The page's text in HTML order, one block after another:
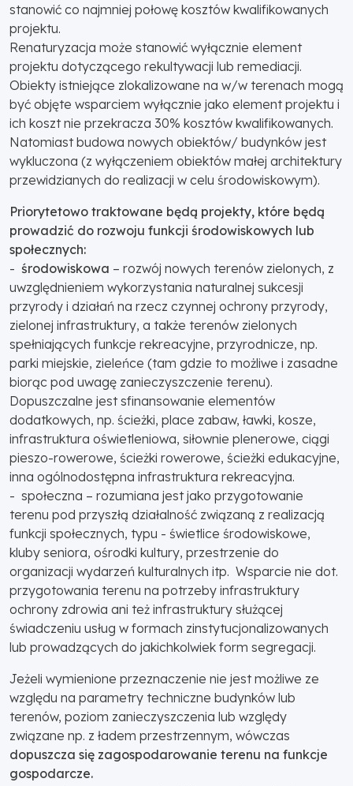
stanowić co najmniej połowę kosztów kwalifikowanych
projektu.
Renaturyzacja może stanowić wyłącznie element
projektu dotyczącego rekultywacji lub remediacji.
Obiekty istniejące zlokalizowane na w/w terenach mogą
być objęte wsparciem wyłącznie jako element projektu i
ich koszt nie przekracza 30% kosztów kwalifikowanych.
Natomiast budowa nowych obiektów/ budynków jest
wykluczona (z wyłączeniem obiektów małej architektury
przewidzianych do realizacji w celu środowiskowym).
Priorytetowo traktowane będą projekty, które będą
prowadzić do rozwoju funkcji środowiskowych lub
społecznych:
- środowiskowa – rozwój nowych terenów zielonych, z
uwzględnieniem wykorzystania naturalnej sukcesji
przyrody i działań na rzecz czynnej ochrony przyrody,
zielonej infrastruktury, a także terenów zielonych
spełniających funkcje rekreacyjne, przyrodnicze, np.
parki miejskie, zieleńce (tam gdzie to możliwe i zasadne
biorąc pod uwagę zanieczyszczenie terenu).
Dopuszczalne jest sfinansowanie elementów
dodatkowych, np. ścieżki, place zabaw, ławki, kosze,
infrastruktura oświetleniowa, siłownie plenerowe, ciągi
pieszo-rowerowe, ścieżki rowerowe, ścieżki edukacyjne,
inna ogólnodostępna infrastruktura rekreacyjna.
- społeczna – rozumiana jest jako przygotowanie
terenu pod przyszłą działalność związaną z realizacją
funkcji społecznych, typu - świetlice środowiskowe,
kluby seniora, ośrodki kultury, przestrzenie do
organizacji wydarzeń kulturalnych itp. Wsparcie nie dot.
przygotowania terenu na potrzeby infrastruktury
ochrony zdrowia ani też infrastruktury służącej
świadczeniu usług w formach zinstytucjonalizowanych
lub prowadzących do jakichkolwiek form segregacji.
Jeżeli wymienione przeznaczenie nie jest możliwe ze
względu na parametry techniczne budynków lub
terenów, poziom zanieczyszczenia lub względy
związane np. z ładem przestrzennym, wówczas
dopuszcza się zagospodarowanie terenu na funkcje
gospodarcze.